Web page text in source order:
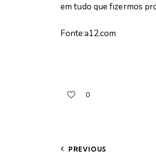
em tudo que fizermos
Fonte:a12.com
0
PREVIOUS